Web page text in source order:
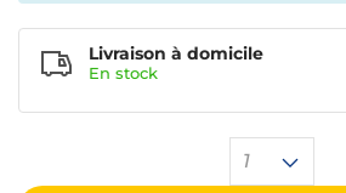
1
Livraison à domicile
En stock